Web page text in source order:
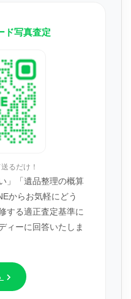
ド写真査定
るだけ！
」「遺品整理の概算
からお気軽にどう
する適正査定基準に
ィーに回答いたしま